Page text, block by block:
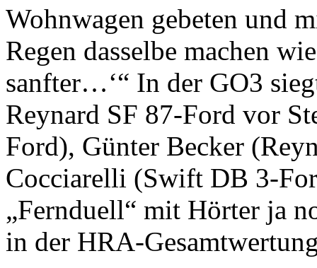
Wohnwagen gebeten und
Regen dasselbe machen
sanfter…‘“ In der GO3
Reynard SF 87-Ford vor
Ford), Günter Becker
Cocciarelli (Swift DB 3-
„Fernduell“ mit Hörter ja
in der HRA-